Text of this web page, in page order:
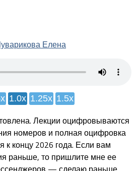
Елена
1.0x 1.25x 1.5x
Лекции оцифровываются
номеров и полная оцифровка
к концу 2026 года. Если вам
раньше, то пришлите мне ее